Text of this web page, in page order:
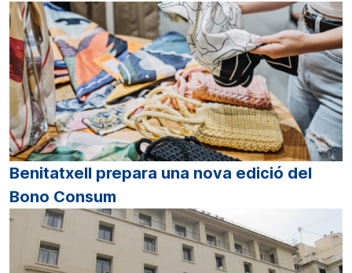
Benitatxell prepara una nova edició del
Bono Consum